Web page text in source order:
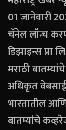
01 जानेवारी
चॅनेल लॉन्च
डिझाइन्स प्रा
मराठी
अधिकृत
भारतातील
बातम्यांचे